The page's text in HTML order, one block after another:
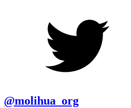
@molihua_org